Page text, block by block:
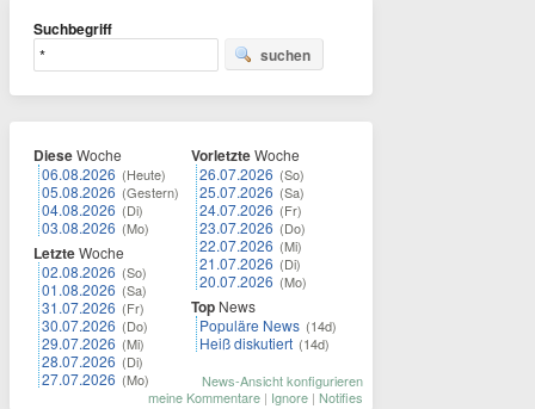
Suchbegriff
suchen
DieseWoche
06.08.2026 (Heute)
05.08.2026 (Gestern)
04.08.2026 (Di)
03.08.2026 (Mo)
LetzteWoche
02.08.2026 (So)
01.08.2026 (Sa)
31.07.2026 (Fr)
30.07.2026 (Do)
29.07.2026 (Mi)
28.07.2026 (Di)
27.07.2026 (Mo)
VorletzteWoche
26.07.2026 (So)
25.07.2026 (Sa)
24.07.2026 (Fr)
23.07.2026 (Do)
22.07.2026 (Mi)
21.07.2026 (Di)
20.07.2026 (Mo)
Top News
Populäre News (14d)
Heiß diskutiert (14d)
News-Ansicht konfigurieren
meine Kommentare | Ignore | Notifies